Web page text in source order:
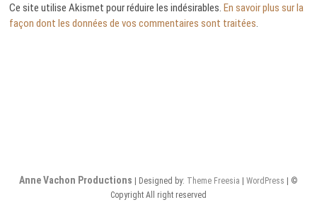
Ce site utilise Akismet pour réduire les indésirables.En savoir plus sur la
façon dont les données de vos commentaires sont traitées.
Anne Vachon Productions | Designed by: Theme Freesia |WordPress | ©
Copyright All right reserved